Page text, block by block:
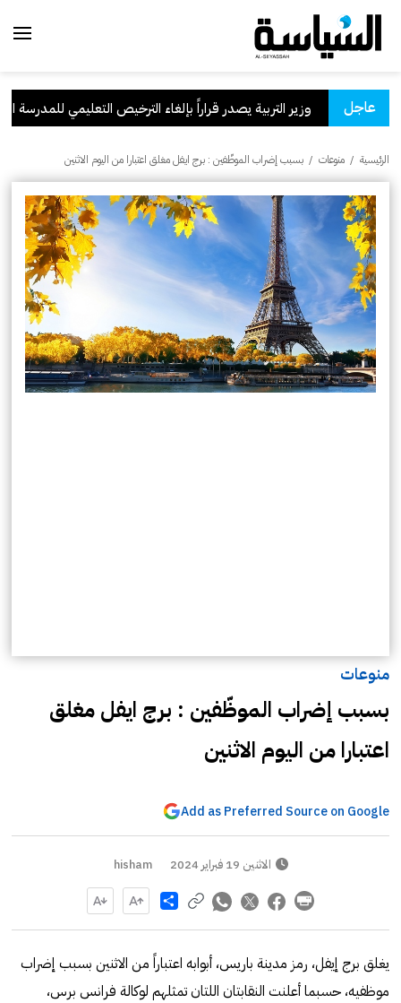
عاجل وزير التربية يصدر قراراً بإلغاء الترخيص التعليمي للمدرسة
الرئيسية / منوعات / بسبب إضراب الموظّفين : برج ايفل مغلق اعتبارا من اليوم الاثنين
منوعات
بسبب إضراب الموظّفين : برج ايفل مغلق
اعتبارا من اليوم الاثنين
Add as Preferred Source on Google
الاثنين 19 فبراير 2024 hisham
Share
يغلق برج إيفل، رمز مدينة باريس، أبوابه اعتباراً من الاثنين بسبب إضراب
موظفيه، حسبما أعلنت النقابتان اللتان تمثلهم لوكالة فرانس برس،